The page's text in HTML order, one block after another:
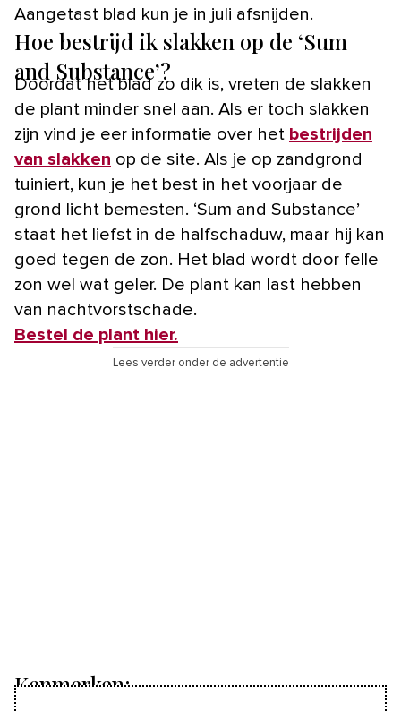
Aangetast blad kun je in juli afsnijden.
Hoe bestrijd ik slakken op de ‘Sum
and Substance’?
Doordat het blad zo dik is, vreten de slakken
de plant minder snel aan. Als er toch slakken
zijn vind je eer informatie over het bestrijden
van slakken op de site. Als je op zandgrond
tuiniert, kun je het best in het voorjaar de
grond licht bemesten. ‘Sum and Substance’
staat het liefst in de halfschaduw, maar hij kan
goed tegen de zon. Het blad wordt door felle
zon wel wat geler. De plant kan last hebben
van nachtvorstschade.
Bestel de plant hier.
Lees verder onder de advertentie
Kenmerken: